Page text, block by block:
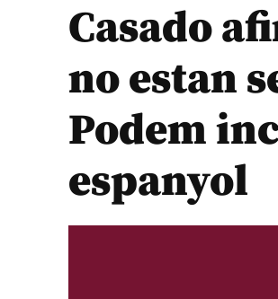
Casado
no estan
Podem
espanyol